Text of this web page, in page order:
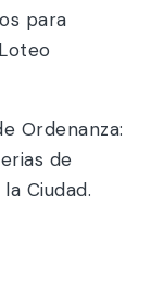
para
Ordenanza:
de
Ciudad.